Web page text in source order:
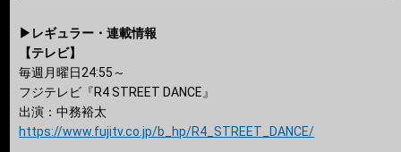
▶レギュラー・連載情報
【テレビ】
毎週月曜日24:55～
フジテレビ『R4 STREET DANCE』
出演：中務裕太
https://www.fujitv.co.jp/b_hp/R4_STREET_DANCE/